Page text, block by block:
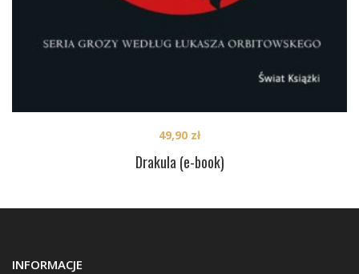
Drakula (e-book)
49,90 zł
INFORMACJE